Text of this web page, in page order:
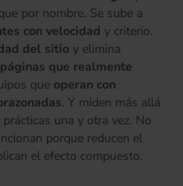
por nombre. Se sube a
con velocidad y criterio.
del sitio y elimina
páginas que realmente
que operan con
. Y miden más allá
una y otra vez. No
porque reducen el
el efecto compuesto.